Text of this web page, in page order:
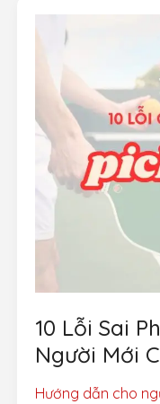
Người
Mới
10 Lỗi Sai
Người Mới
Hướng dẫn cho